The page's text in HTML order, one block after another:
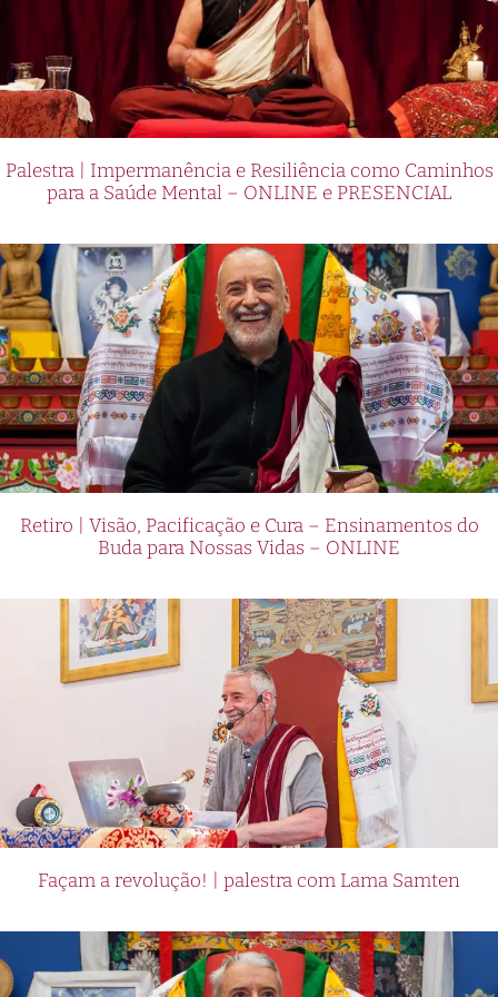
Palestra | Impermanência e Resiliência como Caminhos
para a Saúde Mental – ONLINE e PRESENCIAL
Retiro | Visão, Pacificação e Cura – Ensinamentos do
Buda para Nossas Vidas – ONLINE
Façam a revolução! | palestra com Lama Samten